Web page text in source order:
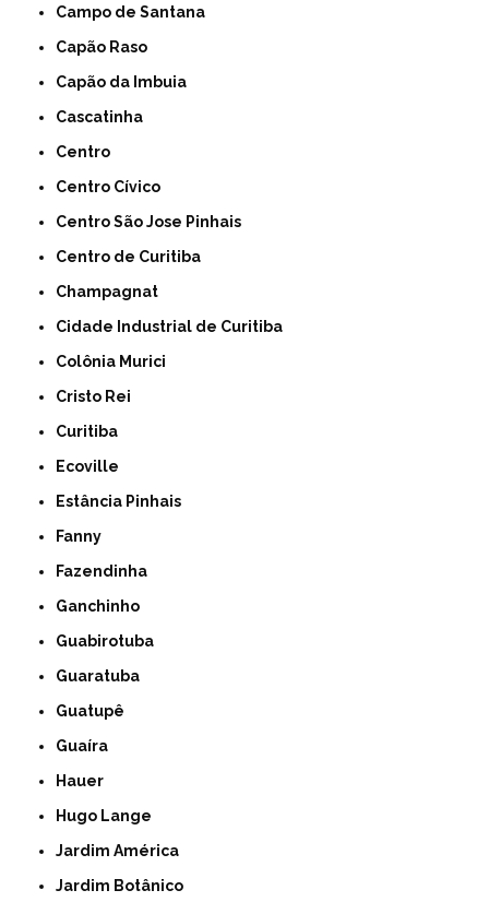
Campo de Santana
Capão Raso
Capão da Imbuia
Cascatinha
Centro
Centro Cívico
Centro São Jose Pinhais
Centro de Curitiba
Champagnat
Cidade Industrial de Curitiba
Colônia Murici
Cristo Rei
Curitiba
Ecoville
Estância Pinhais
Fanny
Fazendinha
Ganchinho
Guabirotuba
Guaratuba
Guatupê
Guaíra
Hauer
Hugo Lange
Jardim América
Jardim Botânico